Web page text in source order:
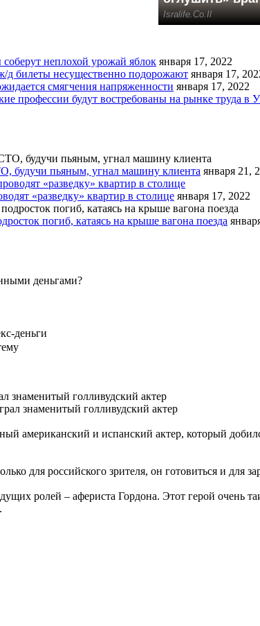
неплохой урожай яблок января 17, 2022
д билеты несущественно подорожают января 17,
смягчения напряженности января 17, 2022
профессии будут востребованы на рынке труда в
будучи пьяным, угнал машину клиента января 21,
«разведку» квартир в столице января 17, 2022
погиб, катаясь на крыше вагона поезда
деньгами?
деньги
знаменитый голливудский актер
американский и испанский актер, который
для российского зрителя, он готовиться и
ролей – афериста Гордона. Этот герой очень